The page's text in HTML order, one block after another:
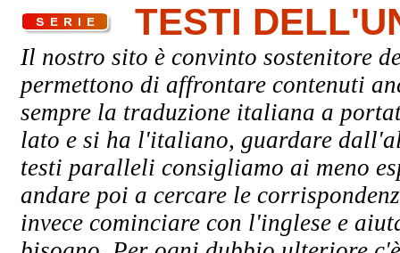
TESTI
Il nostro sito è convinto sostenitore
permettono di affrontare contenuti
sempre la traduzione italiana a
lato e si ha l'italiano, guardare
testi paralleli consigliamo ai meno
andare poi a cercare le
invece cominciare con l'inglese e